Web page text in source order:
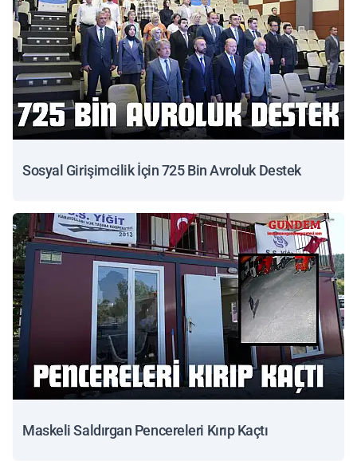
Sosyal Girişimcilik İçin 725 Bin Avroluk Destek
Maskeli Saldırgan Pencereleri Kırıp Kaçtı